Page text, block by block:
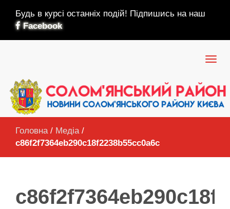
Будь в курсі останніх подій! Підпишись на наш
Facebook
Головна / Медіа /
c86f2f7364eb290c18f2238b55cc0a6c